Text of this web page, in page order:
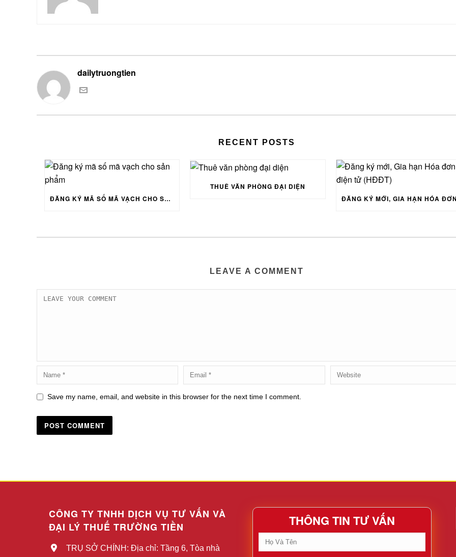
dailytruongtien
RECENT POSTS
ĐĂNG KÝ MÃ SỐ MÃ VẠCH CHO SẢN PHẨM
THUÊ VĂN PHÒNG ĐẠI DIỆN
LEAVE A COMMENT
Save my name, email, and website in this browser for the next time I comment.
CÔNG TY TNHH DỊCH VỤ TƯ VẤN VÀ
ĐẠI LÝ THUẾ TRƯỜNG TIỀN
TRỤ SỞ CHÍNH: Địa chỉ: Tầng 6, Tòa nhà
THÔNG TIN TƯ VẤN